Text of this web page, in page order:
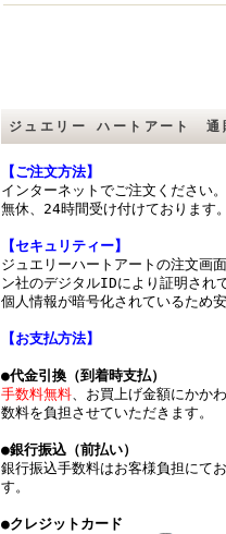
ジュエリー ハートアート 通
【ご注文方法】
インターネットでご注文ください
無休、24時間受け付けております
【セキュリティー】
ジュエリーハートアートの注文画
ン社のデジタルIDにより証明され
個人情報が暗号化されているため
【お支払方法】
●代金引換（到着時支払）
手数料無料、お買上げ金額にかか
数料を負担させていただきます。
●銀行振込（前払い）
銀行振込手数料はお客様負担にて
す。
●クレジットカード